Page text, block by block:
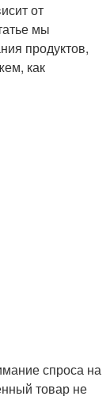
от
мы
продуктов,
как
спроса на
товар не